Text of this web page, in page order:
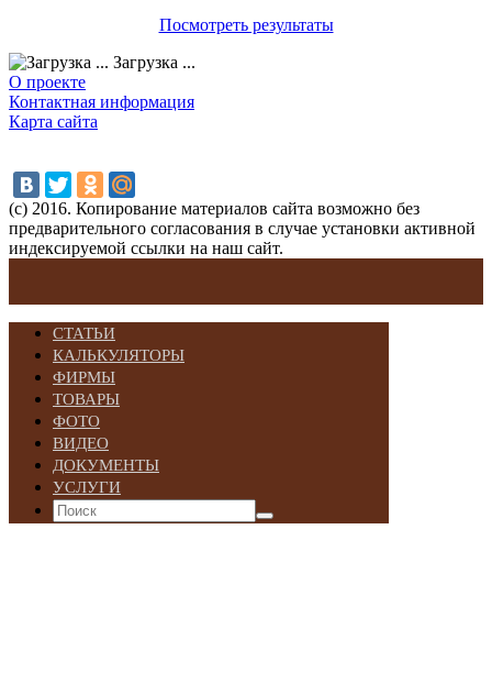
Посмотреть результаты
Загрузка ...
О проекте
Контактная информация
Карта сайта
(с) 2016. Копирование материалов сайта возможно без
предварительного согласования в случае установки активной
индексируемой ссылки на наш сайт.
СТАТЬИ
КАЛЬКУЛЯТОРЫ
ФИРМЫ
ТОВАРЫ
ФОТО
ВИДЕО
ДОКУМЕНТЫ
УСЛУГИ